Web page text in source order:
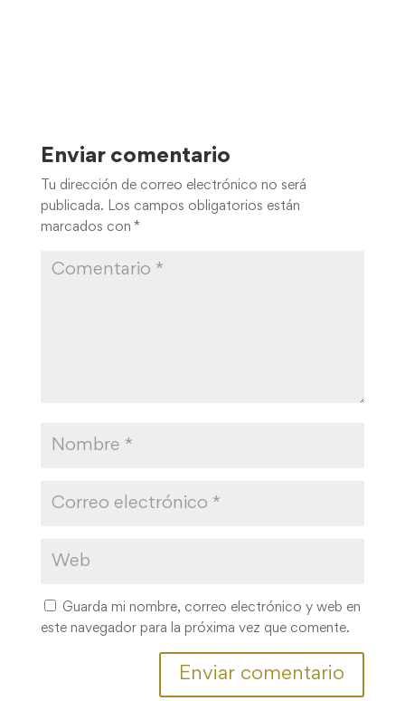
Enviar comentario
Tu dirección de correo electrónico no será
publicada.
Los campos obligatorios están
marcados con *
Guarda mi nombre, correo electrónico y web en
este navegador para la próxima vez que comente.